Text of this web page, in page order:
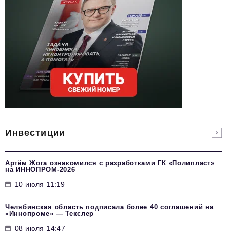
Инвестиции
Артём Жога ознакомился с разработками ГК «Полипласт»
на ИННОПРОМ-2026
10 июля 11:19
Челябинская область подписала более 40 соглашений на
«Иннопроме» — Текслер
08 июля 14:47